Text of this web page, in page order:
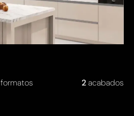
formatos 2acabados